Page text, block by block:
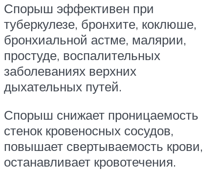
Спорыш эффективен при
туберкулезе, бронхите, коклюше,
бронхиальной астме, малярии,
простуде, воспалительных
заболеваниях верхних
дыхательных путей.
Спорыш снижает проницаемость
стенок кровеносных сосудов,
повышает свертываемость крови,
останавливает кровотечения.